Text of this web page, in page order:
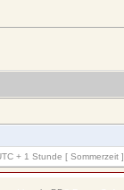
+ 1 Stunde [ Sommerzeit ]